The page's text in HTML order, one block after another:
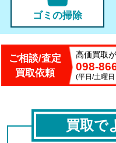
ゴミの掃除
ご相談/査定
買取依頼
高価買取
098-
(平日/土曜
買取で